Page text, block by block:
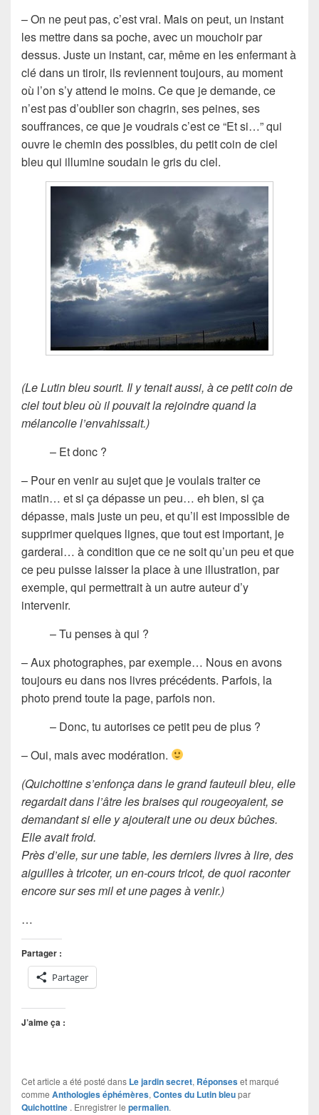
– On ne peut pas, c’est vrai. Mais on peut, un instant
les mettre dans sa poche, avec un mouchoir par
dessus. Juste un instant, car, même en les enfermant à
clé dans un tiroir, ils reviennent toujours, au moment
où l’on s’y attend le moins. Ce que je demande, ce
n’est pas d’oublier son chagrin, ses peines, ses
souffrances, ce que je voudrais c’est ce “Et si…” qui
ouvre le chemin des possibles, du petit coin de ciel
bleu qui illumine soudain le gris du ciel.
(Le Lutin bleu sourit. Il y tenait aussi, à ce petit coin de
ciel tout bleu où il pouvait la rejoindre quand la
mélancolie l’envahissait.)
– Et donc ?
– Pour en venir au sujet que je voulais traiter ce
matin… et si ça dépasse un peu… eh bien, si ça
dépasse, mais juste un peu, et qu’il est impossible de
supprimer quelques lignes, que tout est important, je
garderai… à condition que ce ne soit qu’un peu et que
ce peu puisse laisser la place à une illustration, par
exemple, qui permettrait à un autre auteur d’y
intervenir.
– Tu penses à qui ?
– Aux photographes, par exemple… Nous en avons
toujours eu dans nos livres précédents. Parfois, la
photo prend toute la page, parfois non.
– Donc, tu autorises ce petit peu de plus ?
– Oui, mais avec modération.
(Quichottine s’enfonça dans le grand fauteuil bleu, elle
regardait dans l’âtre les braises qui rougeoyaient, se
demandant si elle y ajouterait une ou deux bûches.
Elle avait froid.
Près d’elle, sur une table, les derniers livres à lire, des
aiguilles à tricoter, un en-cours tricot, de quoi raconter
encore sur ses mil et une pages à venir.)
…
Partager :
Partager
J’aime ça :
Cet article a été posté dans Le jardin secret, Réponseset marqué
comme Anthologies éphémères, Contes du Lutin bleupar
Quichottine . Enregistrer le permalien.